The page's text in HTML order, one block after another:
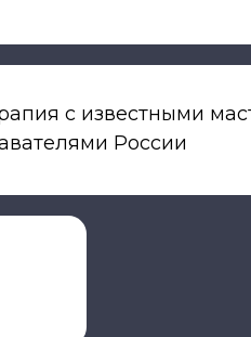
с известными
России